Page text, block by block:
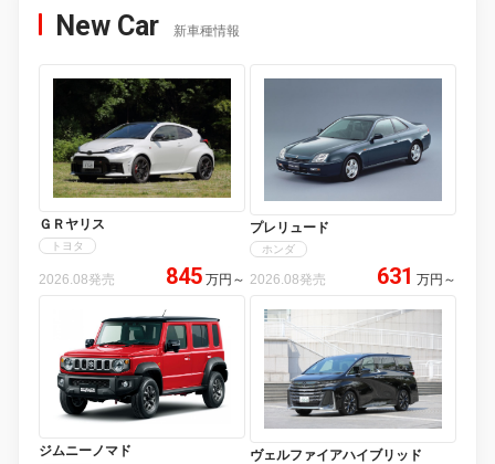
New Car 新車種情報
ＧＲヤリス
トヨタ
2026.08発売 845 万円 ～
プレリュード
ホンダ
2026.08発売 631 万円 ～
ジムニーノマド ヴェルファイアハイブリッド